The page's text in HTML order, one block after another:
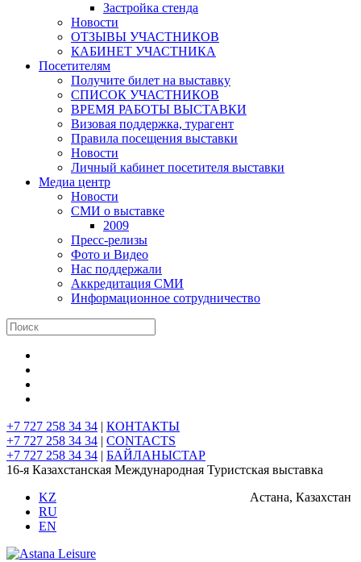
Застройка стенда
Новости
ОТЗЫВЫ УЧАСТНИКОВ
КАБИНЕТ УЧАСТНИКА
Посетителям
Получите билет на выставку
СПИСОК УЧАСТНИКОВ
ВРЕМЯ РАБОТЫ ВЫСТАВКИ
Визовая поддержка, турагент
Правила посещения выставки
Новости
Личный кабинет посетителя выставки
Медиа центр
Новости
СМИ о выставке
2009
Пресс-релизы
Фото и Видео
Нас поддержали
Аккредитация СМИ
Информационное сотрудничество
+7 727 258 34 34 | КОНТАКТЫ
+7 727 258 34 34 | CONTACTS
+7 727 258 34 34 | БАЙЛАНЫСТАР
16-я Казахстанская Международная Туристская выставка
Астана, Казахстан
KZ
RU
EN